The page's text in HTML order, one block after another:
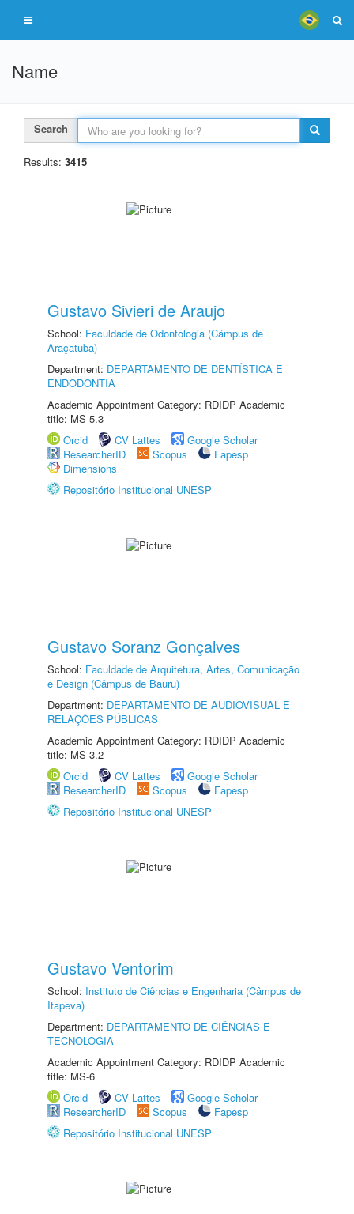
Name
Search
Results: 3415
Gustavo Sivieri de Araujo
School: Faculdade de Odontologia (Câmpus de
Araçatuba)
Department: DEPARTAMENTO DE DENTÍSTICA E
ENDODONTIA
Academic Appointment Category: RDIDP Academic
title: MS-5.3
Orcid
CV Lattes
Google Scholar
ResearcherID
Scopus
Fapesp
Dimensions
Repositório Institucional UNESP
Gustavo Soranz Gonçalves
School: Faculdade de Arquitetura, Artes, Comunicação
e Design (Câmpus de Bauru)
Department: DEPARTAMENTO DE AUDIOVISUAL E
RELAÇÕES PÚBLICAS
Academic Appointment Category: RDIDP Academic
title: MS-3.2
Orcid
CV Lattes
Google Scholar
ResearcherID
Scopus
Fapesp
Repositório Institucional UNESP
Gustavo Ventorim
School: Instituto de Ciências e Engenharia (Câmpus de
Itapeva)
Department: DEPARTAMENTO DE CIÊNCIAS E
TECNOLOGIA
Academic Appointment Category: RDIDP Academic
title: MS-6
Orcid
CV Lattes
Google Scholar
ResearcherID
Scopus
Fapesp
Repositório Institucional UNESP